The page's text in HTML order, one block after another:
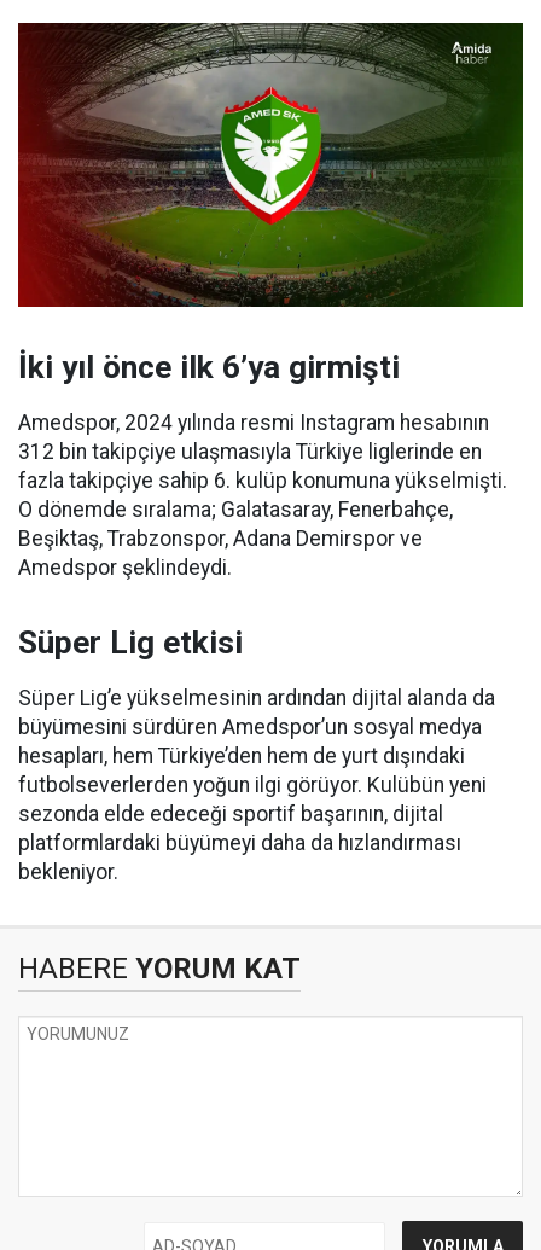
İki yıl önce ilk 6’ya girmişti
Amedspor, 2024 yılında resmi Instagram hesabının
312 bin takipçiye ulaşmasıyla Türkiye liglerinde en
fazla takipçiye sahip 6. kulüp konumuna yükselmişti.
O dönemde sıralama; Galatasaray, Fenerbahçe,
Beşiktaş, Trabzonspor, Adana Demirspor ve
Amedspor şeklindeydi.
Süper Lig etkisi
Süper Lig’e yükselmesinin ardından dijital alanda da
büyümesini sürdüren Amedspor’un sosyal medya
hesapları, hem Türkiye’den hem de yurt dışındaki
futbolseverlerden yoğun ilgi görüyor. Kulübün yeni
sezonda elde edeceği sportif başarının, dijital
platformlardaki büyümeyi daha da hızlandırması
bekleniyor.
HABERE YORUM KAT